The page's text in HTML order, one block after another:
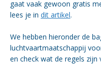
gaat vaak gewoon gratis
lees je in dit artikel.
We hebben hieronder de
luchtvaartmaatschappij
en check wat de regels